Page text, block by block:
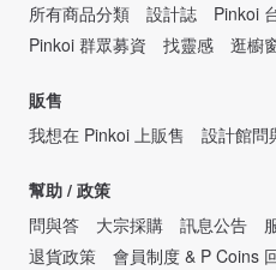
所有商品分類
設計誌 Pinkoi
Pinkoi 群眾募資
找靈感 逛櫥
販售
我想在 Pinkoi 上販售
設計館問
幫助 / 政策
問與答
大宗採購 訊息公告
退貨政策
會員制度 & P Coins